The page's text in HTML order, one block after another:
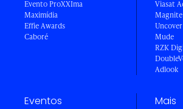
Evento ProXXIma
Maximídia
Effie Awards
Caboré
Viasat
Magnite
Uncover
Mude
RZK
Adlook
Eventos Mais